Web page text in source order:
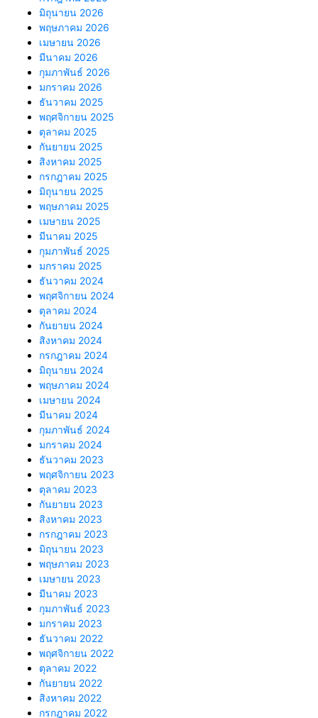
มิถุนายน 2026
พฤษภาคม 2026
เมษายน 2026
มีนาคม 2026
กุมภาพันธ์ 2026
มกราคม 2026
ธันวาคม 2025
พฤศจิกายน 2025
ตุลาคม 2025
กันยายน 2025
สิงหาคม 2025
กรกฎาคม 2025
มิถุนายน 2025
พฤษภาคม 2025
เมษายน 2025
มีนาคม 2025
กุมภาพันธ์ 2025
มกราคม 2025
ธันวาคม 2024
พฤศจิกายน 2024
ตุลาคม 2024
กันยายน 2024
สิงหาคม 2024
กรกฎาคม 2024
มิถุนายน 2024
พฤษภาคม 2024
เมษายน 2024
มีนาคม 2024
กุมภาพันธ์ 2024
มกราคม 2024
ธันวาคม 2023
พฤศจิกายน 2023
ตุลาคม 2023
กันยายน 2023
สิงหาคม 2023
กรกฎาคม 2023
มิถุนายน 2023
พฤษภาคม 2023
เมษายน 2023
มีนาคม 2023
กุมภาพันธ์ 2023
มกราคม 2023
ธันวาคม 2022
พฤศจิกายน 2022
ตุลาคม 2022
กันยายน 2022
สิงหาคม 2022
กรกฎาคม 2022